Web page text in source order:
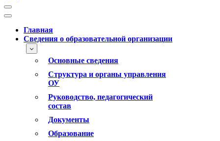
Меню
навигации
Меню
навигацииГлавная
Сведения о образовательной организации
Основные сведения
Структура и органы управления
ОУ
Руководство, педагогический
состав
Документы
Образование